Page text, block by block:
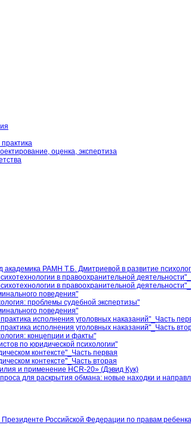
оценка, экспертиза
РАМН Т.Б. Дмитриевой в развитие
в правоохранительной
в правоохранительной
поведения"
проблемы судебной экспертизы"
поведения"
исполнения уголовных наказаний"_Часть
исполнения уголовных наказаний"_Часть
концепции и факты"
по юридической психологии"
контексте"_Часть первая
контексте"_Часть вторая
и применение HCR-20» (Дэвид Кук)
для раскрытия обмана: новые находки и
Российской Федерации по правам